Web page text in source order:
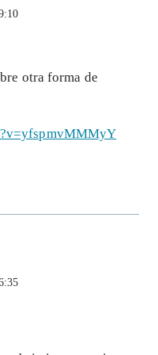
otra forma de